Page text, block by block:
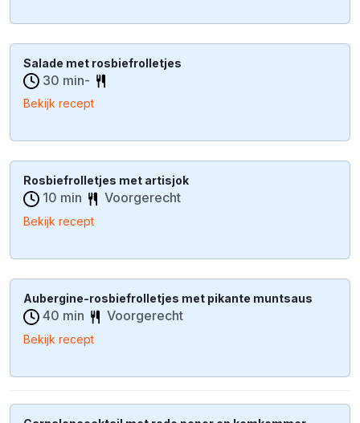
Salade met rosbiefrolletjes
30 min-
Bekijk recept
Rosbiefrolletjes met artisjok
10 min Voorgerecht
Bekijk recept
Aubergine-rosbiefrolletjes met pikante muntsaus
40 min Voorgerecht
Bekijk recept